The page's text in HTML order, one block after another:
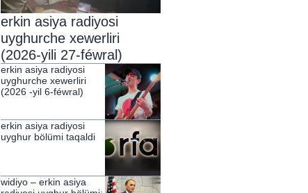
erkin asiya radiyosi
uyghurche xewerliri
(2026-yili 27-féwral)
erkin asiya radiyosi
uyghurche xewerliri
(2026 -yil 6-féwral)
erkin asiya radiyosi
uyghur bölümi taqaldi
widiyo – erkin asiya